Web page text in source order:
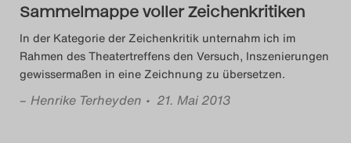
Sammelmappe voller Zeichenkritiken
In der Kategorie der Zeichenkritik unternahm ich im
Rahmen des Theatertreffens den Versuch, Inszenierungen
gewissermaßen in eine Zeichnung zu übersetzen.
– Henrike Terheyden • 21. Mai 2013